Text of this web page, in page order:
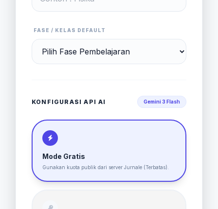
FASE / KELAS DEFAULT
KONFIGURASI API AI Gemini 3 Flash
Mode Gratis
Gunakan kuota publik dari server Jurnale (Terbatas).